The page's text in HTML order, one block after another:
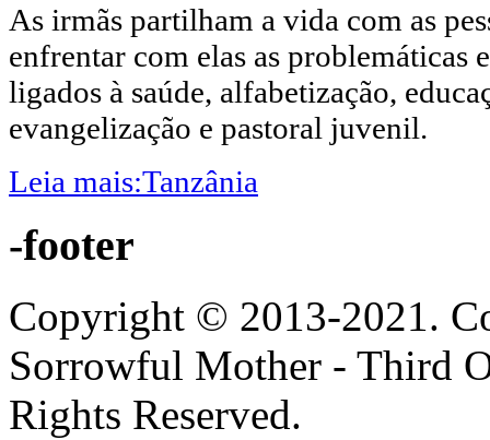
As irmãs partilham a vida com as
enfrentar com elas as problemáticas
ligados à saúde, alfabetização,
evangelização e pastoral juvenil.
Leia mais:Tanzânia
-footer
Copyright © 2013-2021.
Sorrowful Mother - Third
Rights Reserved.